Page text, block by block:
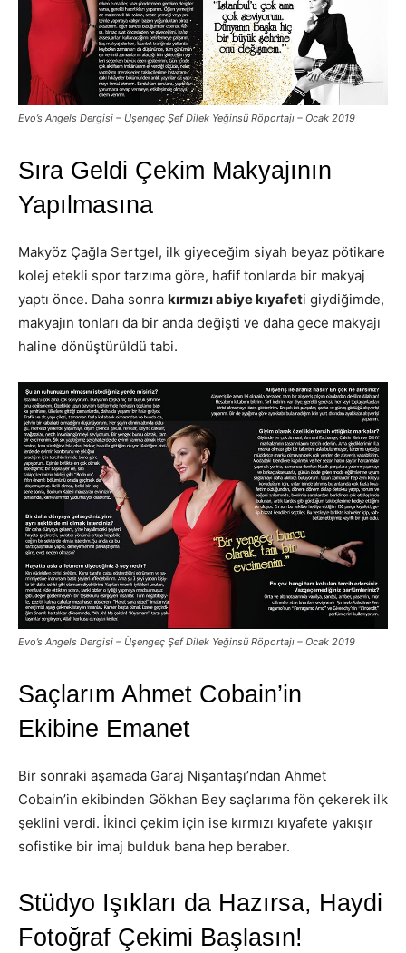
Evo’s Angels Dergisi – Üşengeç Şef Dilek Yeğinsü Röportajı – Ocak 2019
Sıra Geldi Çekim Makyajının
Yapılmasına
Makyöz Çağla Sertgel, ilk giyeceğim siyah beyaz pötikare
kolej etekli spor tarzıma göre, hafif tonlarda bir makyaj
yaptı önce. Daha sonra kırmızı abiye kıyafeti giydiğimde,
makyajın tonları da bir anda değişti ve daha gece makyajı
haline dönüştürüldü tabi.
Evo’s Angels Dergisi – Üşengeç Şef Dilek Yeğinsü Röportajı – Ocak 2019
Saçlarım Ahmet Cobain’in
Ekibine Emanet
Bir sonraki aşamada Garaj Nişantaşı’ndan Ahmet
Cobain’in ekibinden Gökhan Bey saçlarıma fön çekerek ilk
şeklini verdi. İkinci çekim için ise kırmızı kıyafete yakışır
sofistike bir imaj bulduk bana hep beraber.
Stüdyo Işıkları da Hazırsa, Haydi
Fotoğraf Çekimi Başlasın!